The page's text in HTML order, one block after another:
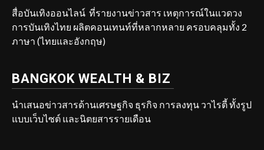
สื่อบันเทิงออนไลน์ ที่รายงานข่าวสาร เหตุการณ์ในแวดวง
การบันเทิงไทย ผลิตคอนเทนท์ที่หลากหลาย ครอบคลุมทั้ง 2
ภาษา (ไทยและอังกฤษ)
BANGKOK WEALTH & BIZ
นำเสนอข่าวสารด้านเศรษฐกิจ ธุรกิจ การลงทุน วาไรตี้ ทั้งรูป
แบบเว็บไซต์ และนิตยสารรายเดือน